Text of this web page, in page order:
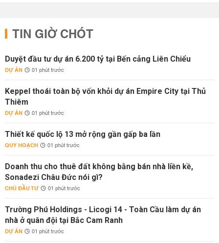
TIN GIỜ CHÓT
Duyệt đầu tư dự án 6.200 tỷ tại Bến cảng Liên Chiểu
DỰ ÁN 01 phút trước
Keppel thoái toàn bộ vốn khỏi dự án Empire City tại Thủ
Thiêm
DỰ ÁN 01 phút trước
Thiết kế quốc lộ 13 mở rộng gần gấp ba lần
QUY HOẠCH 01 phút trước
Doanh thu cho thuê đất không bằng bán nhà liền kề,
Sonadezi Châu Đức nói gì?
CHỦ ĐẦU TƯ 01 phút trước
Trường Phú Holdings - Licogi 14 - Toàn Cầu làm dự án
nhà ở quân đội tại Bắc Cam Ranh
DỰ ÁN 01 phút trước